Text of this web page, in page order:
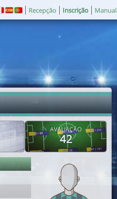
Recepção Inscrição Manual
AVALIAÇÃO
42